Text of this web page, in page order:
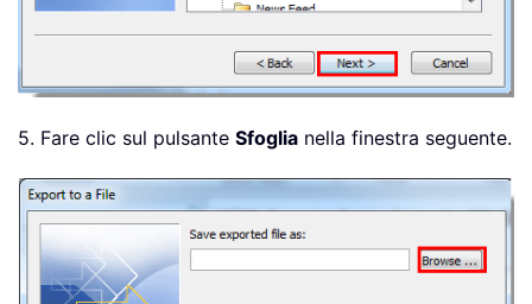
5. Fare clic sul pulsante Sfoglia nella finestra seguente.